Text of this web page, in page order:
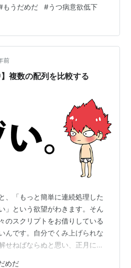
見ることも億劫で、カーテン越
世界を感じさせる。 こんな日が
どんどん離れていくような気が
ど、その不安すらも、今の私に
ぐに押し流されてしまう。 何か
でも、「何か…
もうだめだ #うつ病意欲低下
前
複数の配列を比較する
、「もっと簡単に連続処理した
」という欲望がわきます。そん
のスクリプトをお借りしている
んです。自分でくみ上げられな
せねばならぬと思い、正月に
めだ